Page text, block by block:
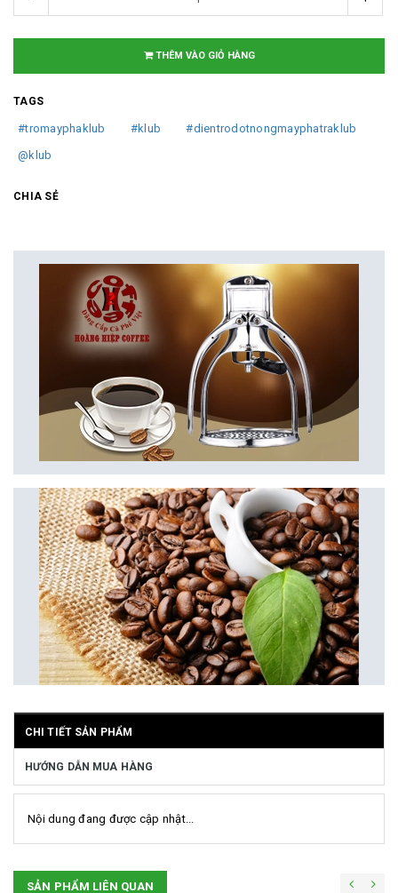
THÊM VÀO GIỎ HÀNG
TAGS
#tromayphaklub #klub
#dientrodotnongmayphatraklub
@klub
CHIA SẺ
CHI TIẾT SẢN PHẨM
HƯỚNG DẪN MUA HÀNG
Nội dung đang được cập nhật...
SẢN PHẨM LIÊN QUAN